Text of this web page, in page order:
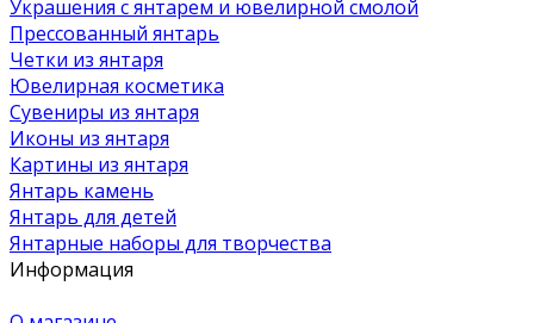
Украшения с янтарем и ювелирной смолой
Прессованный янтарь
Четки из янтаря
Ювелирная косметика
Сувениры из янтаря
Иконы из янтаря
Картины из янтаря
Янтарь камень
Янтарь для детей
Янтарные наборы для творчества
Информация